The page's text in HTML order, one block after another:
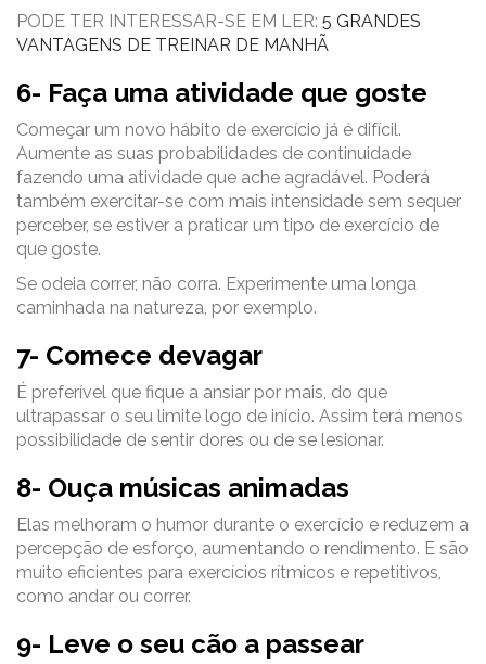
PODE TER INTERESSAR-SE EM LER: 5 GRANDES
VANTAGENS DE TREINAR DE MANHÃ
6- Faça uma atividade que goste
Começar um novo hábito de exercício já é difícil.
Aumente as suas probabilidades de continuidade
fazendo uma atividade que ache agradável. Poderá
também exercitar-se com mais intensidade sem sequer
perceber, se estiver a praticar um tipo de exercício de
que goste.
Se odeia correr, não corra. Experimente uma longa
caminhada na natureza, por exemplo.
7- Comece devagar
É preferível que fique a ansiar por mais, do que
ultrapassar o seu limite logo de início. Assim terá menos
possibilidade de sentir dores ou de se lesionar.
8- Ouça músicas animadas
Elas melhoram o humor durante o exercício e reduzem a
percepção de esforço, aumentando o rendimento. E são
muito eficientes para exercícios rítmicos e repetitivos,
como andar ou correr.
9- Leve o seu cão a passear